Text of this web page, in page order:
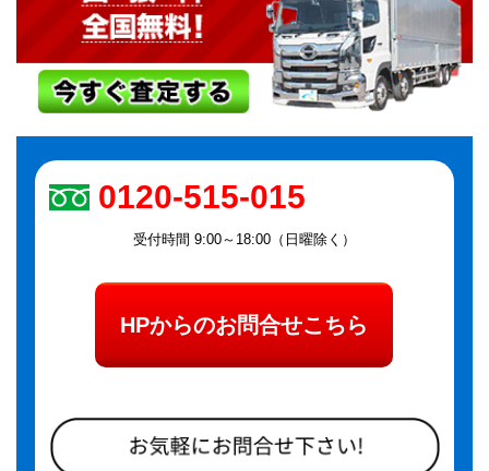
0120-515-015
受付時間 9:00～18:00（日曜除く）
HPからのお問合せこちら